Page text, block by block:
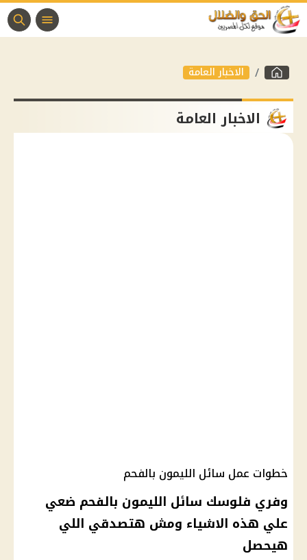
الاخبار العامة
الاخبار العامة
خطوات عمل سائل الليمون بالفحم
وفري فلوسك سائل الليمون بالفحم ضعي
علي هذه الاشياء ومش هتصدقي اللي
هيحصل